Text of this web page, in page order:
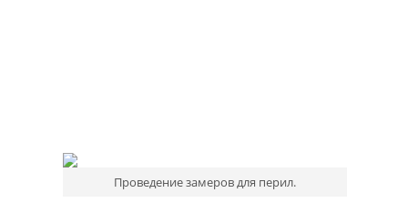
Проведение замеров для перил.